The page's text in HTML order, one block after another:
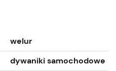
welur
dywaniki samochodowe